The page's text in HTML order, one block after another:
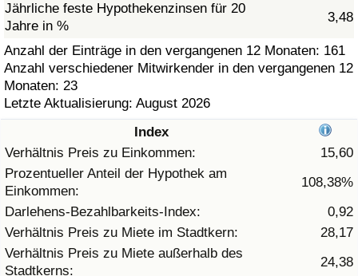
Jährliche feste Hypothekenzinsen für 20
Jahre in %
3,48
Anzahl der Einträge in den vergangenen 12 Monaten: 161
Anzahl verschiedener Mitwirkender in den vergangenen 12
Monaten: 23
Letzte Aktualisierung: August 2026
Index
Verhältnis Preis zu Einkommen:
15,60
Prozentueller Anteil der Hypothek am
Einkommen:
108,38%
Darlehens-Bezahlbarkeits-Index:
0,92
Verhältnis Preis zu Miete im Stadtkern:
28,17
Verhältnis Preis zu Miete außerhalb des
Stadtkerns:
24,38
Gesundheitsversorgungs-Index
Gesundheitsversorgungs-Index nach Land
Umweltverschmutzung
Umweltverschmutzungs-Index (aktuell)
Verschmutzungsindex
Umweltverschmutzungs-Index nach Land
Verkehr